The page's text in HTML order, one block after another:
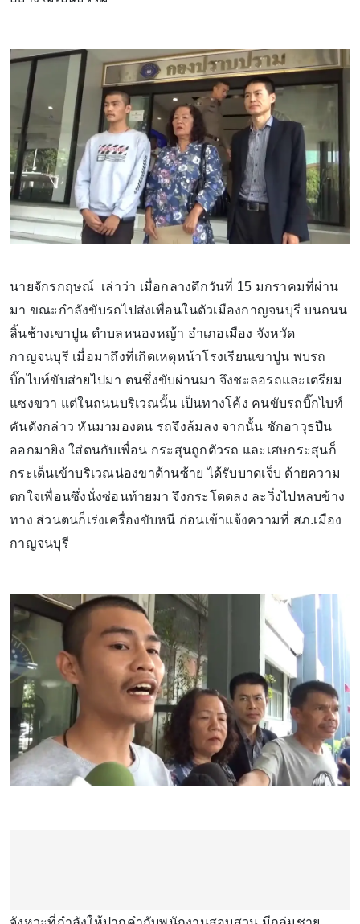
นายจักรกฤษณ์ เล่าว่า เมื่อกลางดึกวันที่ 15 มกราคมที่ผ่าน
มา ขณะกำลังขับรถไปส่งเพื่อนในตัวเมืองกาญจนบุรี บนถนน
ลิ้นช้างเขาปูน ตำบลหนองหญ้า อำเภอเมือง จังหวัด
กาญจนบุรี เมื่อมาถึงที่เกิดเหตุหน้าโรงเรียนเขาปูน พบรถ
บิ๊กไบท์ขับส่ายไปมา ตนซึ่งขับผ่านมา จึงชะลอรถและเตรียม
แซงขวา แต่ในถนนบริเวณนั้น เป็นทางโค้ง คนขับรถบิ๊กไบท์
คันดังกล่าว หันมามองตน รถจึงล้มลง จากนั้น ชักอาวุธปืน
ออกมายิง ใส่ตนกับเพื่อน กระสุนถูกตัวรถ และเศษกระสุนก็
กระเด็นเข้าบริเวณน่องขาด้านซ้าย ได้รับบาดเจ็บ ด้ายความ
ตกใจเพื่อนซึ่งนั่งซ่อนท้ายมา จึงกระโดดลง ละวิ่งไปหลบข้าง
ทาง ส่วนตนก็เร่งเครื่องขับหนี ก่อนเข้าแจ้งความที่ สภ.เมือง
กาญจนบุรี